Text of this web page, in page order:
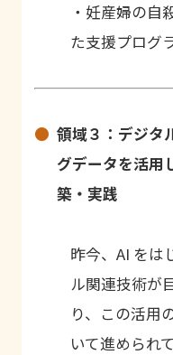
・妊産婦の自
た支援プログ
領域３：デジタ
グデータを活用
築・実践
昨今、AI をは
ル関連技術が
り、この活用
いて進められ